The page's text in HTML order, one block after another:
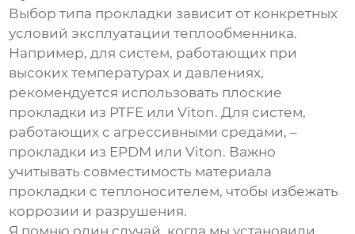
Выбор типа прокладки зависит от конкретных
условий эксплуатации теплообменника.
Например, для систем, работающих при
высоких температурах и давлениях,
рекомендуется использовать плоские
прокладки из PTFE или Viton. Для систем,
работающих с агрессивными средами, –
прокладки из EPDM или Viton. Важно
учитывать совместимость материала
прокладки с теплоносителем, чтобы избежать
коррозии и разрушения.